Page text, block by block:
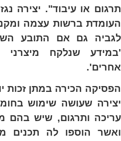
תרגום או עיבוד". יצירה
העומדת ברשות עצמה
לגביה גם אם התובע
'במידע שנלקח מיצרני
אחרים'.
הפסיקה הכירה במתן זכות
יצירה שעושה שימוש
עריכה ותרגום, שיש בהם
ואשר הוספו לה תכנים